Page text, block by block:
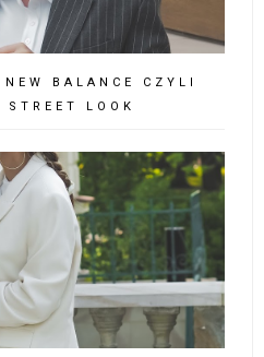
BALANCE CZYLI
STREET LOOK